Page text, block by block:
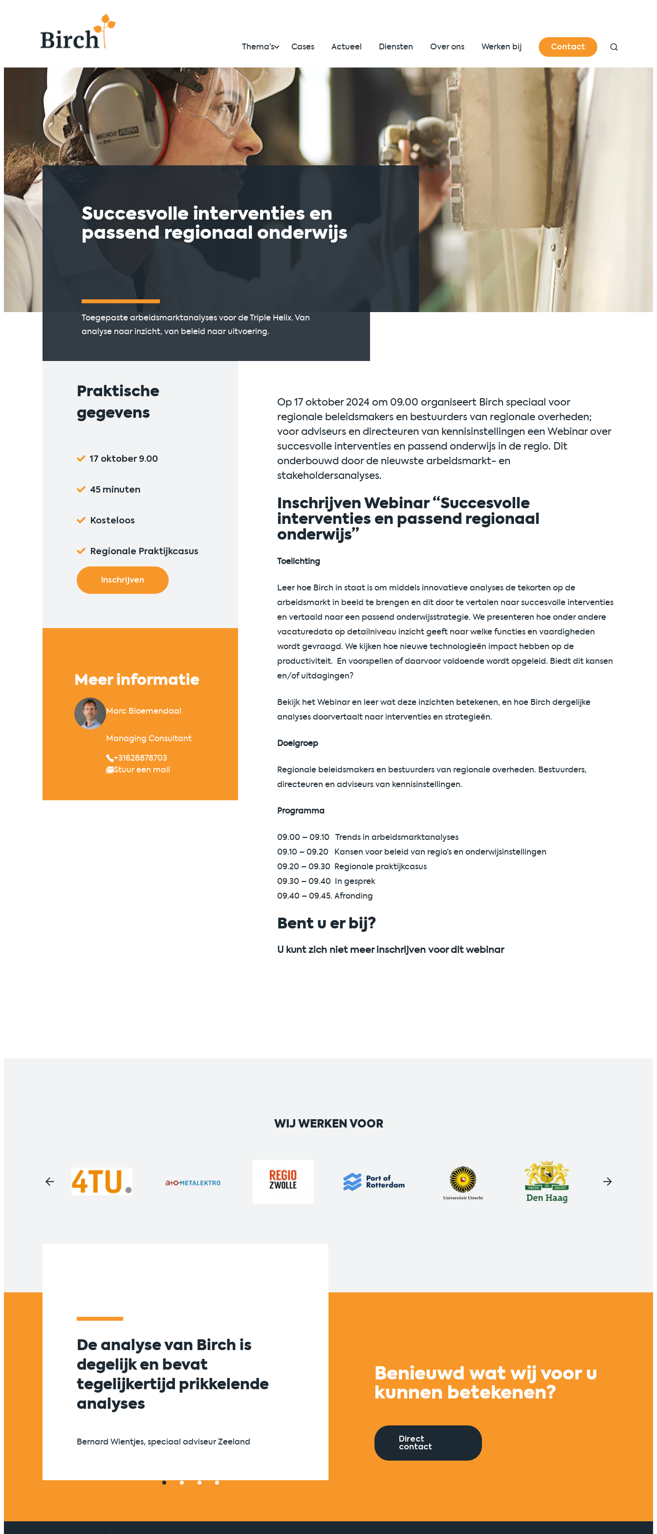
Thema’s Cases Actueel Diensten Over ons Werken bij Contact
Succesvolle interventies en
passend regionaal onderwijs
Toegepaste arbeidsmarktanalyses voor de Triple Helix. Van
analyse naar inzicht, van beleid naar uitvoering.
Praktische
gegevens
17 oktober 9.00
45 minuten
Kosteloos
Regionale Praktijkcasus
Inschrijven
Meer informatie
Marc Bloemendaal
Managing Consultant
+31628878703
Stuur een mail
Op 17 oktober 2024 om 09.00 organiseert Birch speciaal voor
regionale beleidsmakers en bestuurders van regionale overheden;
voor adviseurs en directeuren van kennisinstellingen een Webinar over
succesvolle interventies en passend onderwijs in de regio. Dit
onderbouwd door de nieuwste arbeidsmarkt- en
stakeholdersanalyses.
Inschrijven Webinar “Succesvolle
interventies en passend regionaal
onderwijs”
Toelichting
Leer hoe Birch in staat is om middels innovatieve analyses de tekorten op de
arbeidsmarkt in beeld te brengen en dit door te vertalen naar succesvolle interventies
en vertaald naar een passend onderwijsstrategie. We presenteren hoe onder andere
vacaturedata op detailniveau inzicht geeft naar welke functies en vaardigheden
wordt gevraagd. We kijken hoe nieuwe technologieën impact hebben op de
productiviteit. En voorspellen of daarvoor voldoende wordt opgeleid. Biedt dit kansen
en/of uitdagingen?
Bekijk het Webinar en leer wat deze inzichten betekenen, en hoe Birch dergelijke
analyses doorvertaalt naar interventies en strategieën.
Doelgroep
Regionale beleidsmakers en bestuurders van regionale overheden. Bestuurders,
directeuren en adviseurs van kennisinstellingen.
Programma
09.00 – 09.10 Trends in arbeidsmarktanalyses
09.10 – 09.20 Kansen voor beleid van regio’s en onderwijsinstellingen
09.20 – 09.30 Regionale praktijkcasus
09.30 – 09.40 In gesprek
09.40 – 09.45. Afronding
Bent u er bij?
U kunt zich niet meer inschrijven voor dit webinar
WIJ WERKEN VOOR
De analyse van Birch is
degelijk en bevat
tegelijkertijd prikkelende
analyses
Bernard Wientjes, speciaal adviseur Zeeland
tussen corporates en
startups is zichtbaar
gemaakt én verdiept
opgeleide
maritieme regio
Benieuwd wat wij voor u
kunnen betekenen?
Direct
contact